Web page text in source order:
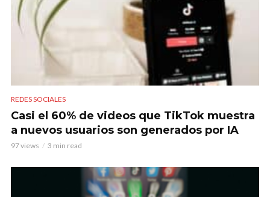
REDES SOCIALES
Casi el 60% de videos que TikTok muestra
a nuevos usuarios son generados por IA
97 views 3 min read